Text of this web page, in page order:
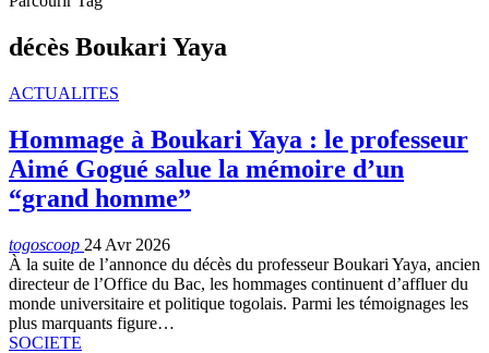
décès Boukari Yaya
ACTUALITES
Hommage à Boukari Yaya : le professeur
Aimé Gogué salue la mémoire d’un
“grand homme”
togoscoop 24 Avr 2026
À la suite de l’annonce du décès du professeur Boukari Yaya, ancien
directeur de l’Office du Bac, les hommages continuent d’affluer du
monde universitaire et politique togolais. Parmi les témoignages les
plus marquants figure…
SOCIETE